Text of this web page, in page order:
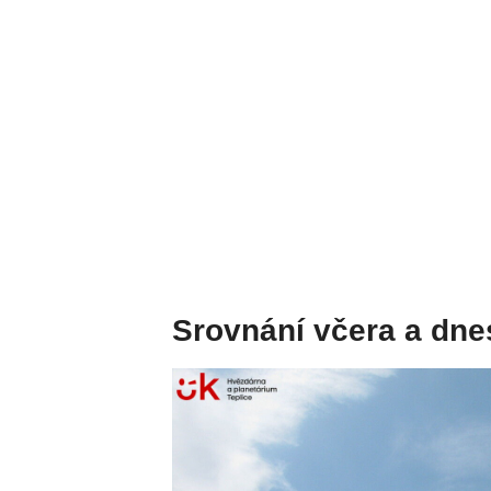
Srovnání včera a